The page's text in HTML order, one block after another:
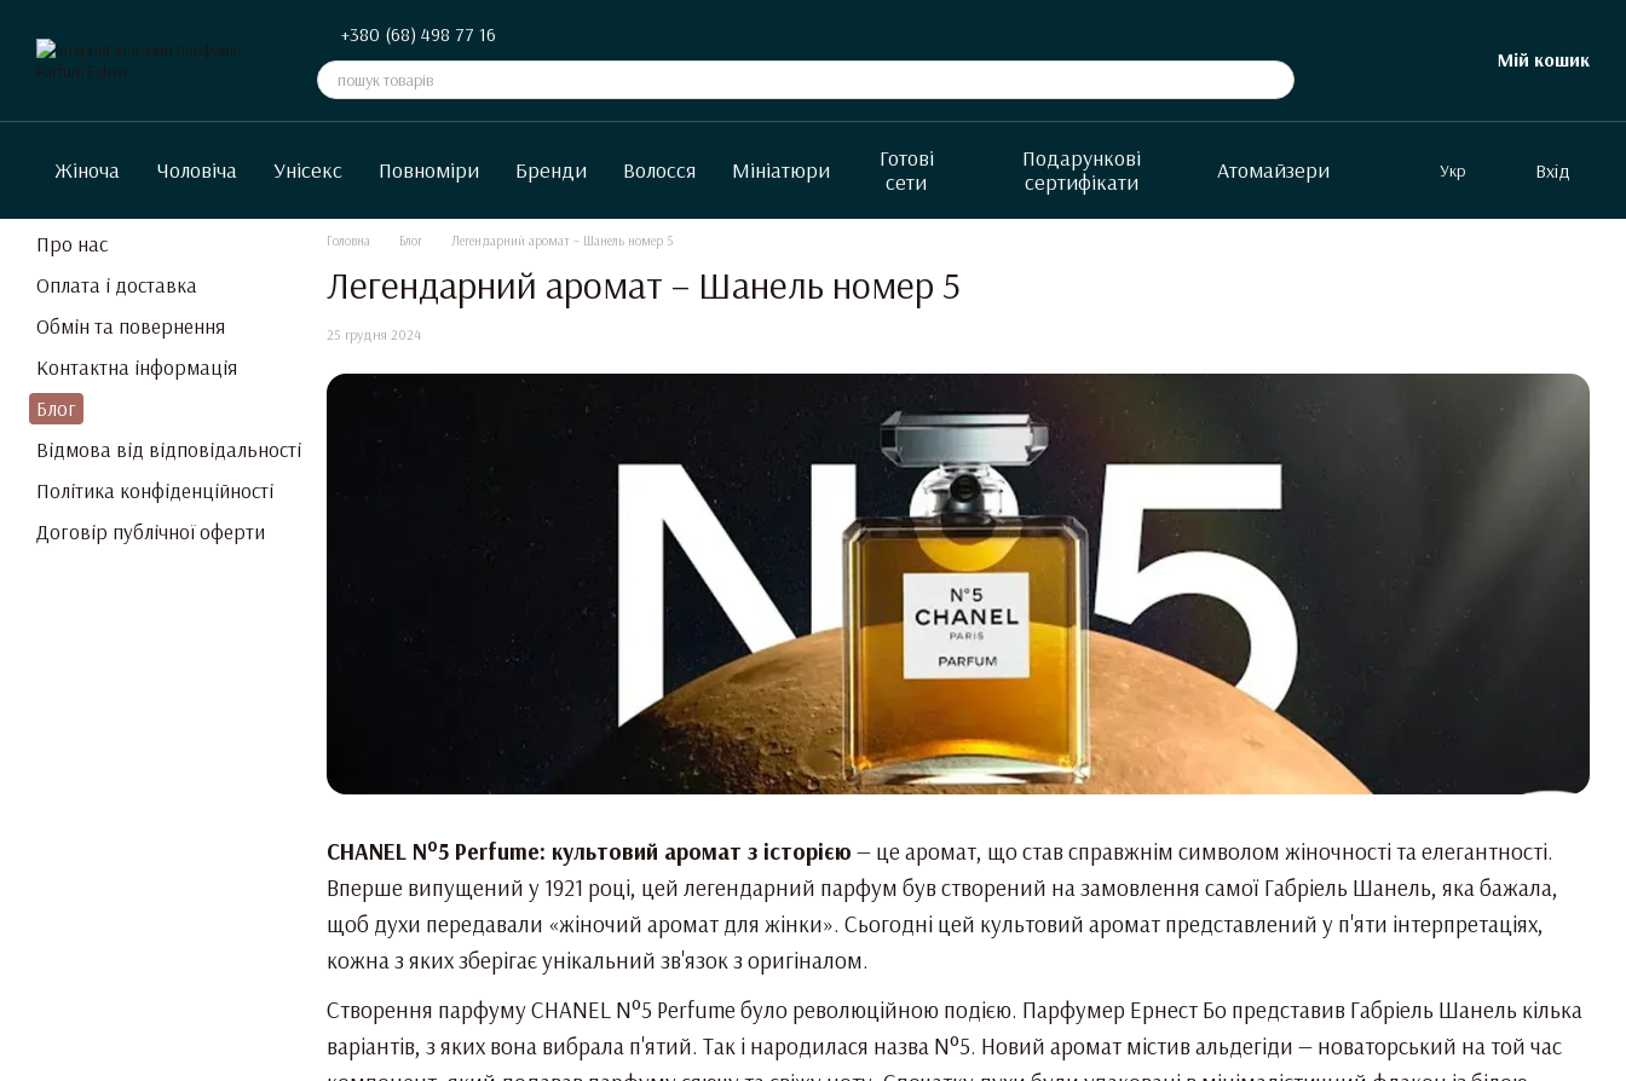
+380 (68) 498 77 16
Мій кошик
Жіноча Чоловіча Унісекс Повноміри Бренди Волосся Мініатюри
Готові
сети
Подарункові
сертифікати
Aтомайзери Укр Вхід
Головна Блог Легендарний аромат – Шанель номер 5
Легендарний аромат – Шанель номер 5
25 грудня 2024
CHANEL N°5 Perfume: культовий аромат з історією — це аромат, що став справжнім символом жіночності та елегантності.
Вперше випущений у 1921 році, цей легендарний парфум був створений на замовлення самої Габріель Шанель, яка бажала,
щоб духи передавали «жіночий аромат для жінки». Сьогодні цей культовий аромат представлений у п'яти інтерпретаціях,
кожна з яких зберігає унікальний зв'язок з оригіналом.
Створення парфуму CHANEL N°5 Perfume було революційною подією. Парфумер Ернест Бо представив Габріель Шанель кілька
варіантів, з яких вона вибрала п'ятий. Так і народилася назва N°5. Новий аромат містив альдегіди — новаторський на той час
Про нас
Оплата і доставка
Обмін та повернення
Контактна інформація
Блог
Відмова від відповідальності
Політика конфіденційності
Договір публічної оферти